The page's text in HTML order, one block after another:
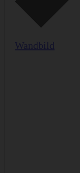
Wandbild